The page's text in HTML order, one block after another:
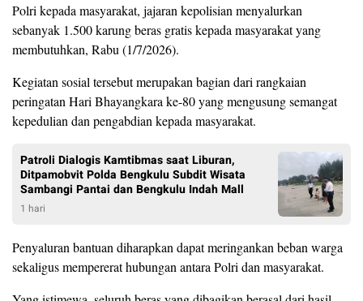
Polri kepada masyarakat, jajaran kepolisian menyalurkan
sebanyak 1.500 karung beras gratis kepada masyarakat yang
membutuhkan, Rabu (1/7/2026).
Kegiatan sosial tersebut merupakan bagian dari rangkaian
peringatan Hari Bhayangkara ke-80 yang mengusung semangat
kepedulian dan pengabdian kepada masyarakat.
Patroli Dialogis Kamtibmas saat Liburan,
Ditpamobvit Polda Bengkulu Subdit Wisata
Sambangi Pantai dan Bengkulu Indah Mall
1 hari
Penyaluran bantuan diharapkan dapat meringankan beban warga
sekaligus mempererat hubungan antara Polri dan masyarakat.